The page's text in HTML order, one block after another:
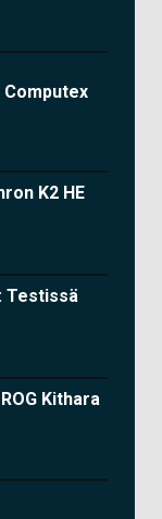
K2 HE
Testissä
Kithara